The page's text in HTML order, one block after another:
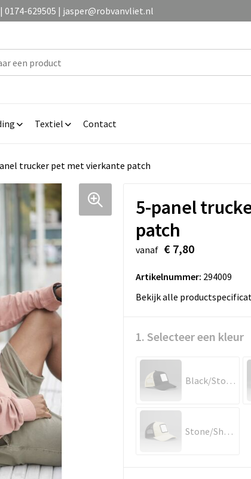
629505 | jasper@robvanvliet.nl
Textiel Contact
trucker pet met vierkante patch
5-panel
patch
vanaf € 7,80
Artikelnummer: 294009
Bekijk alle
1. Selecteer een kleur
Black/Stone
Stone/Shadow Grey